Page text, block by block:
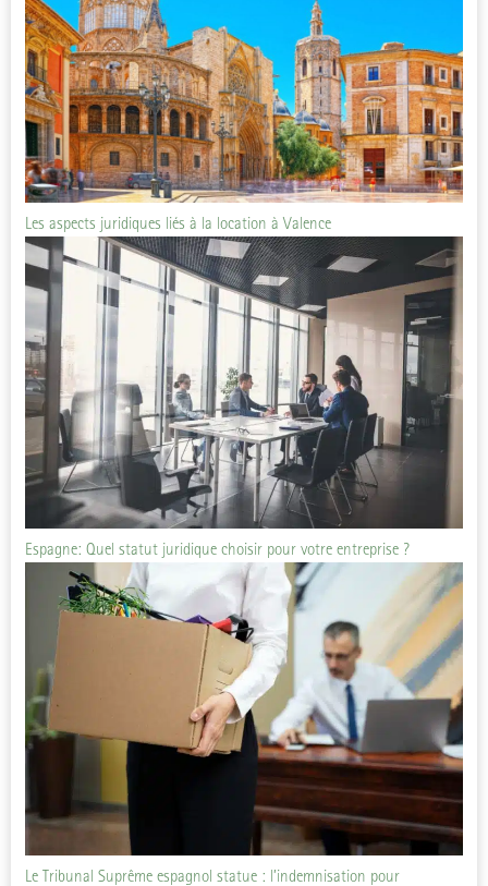
Les aspects juridiques liés à la location à Valence
Espagne: Quel statut juridique choisir pour votre entreprise ?
Le Tribunal Suprême espagnol statue : l’indemnisation pour